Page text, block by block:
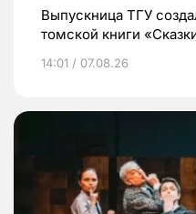
Выпускница ТГУ
томской книги
14:01 / 07.08.26